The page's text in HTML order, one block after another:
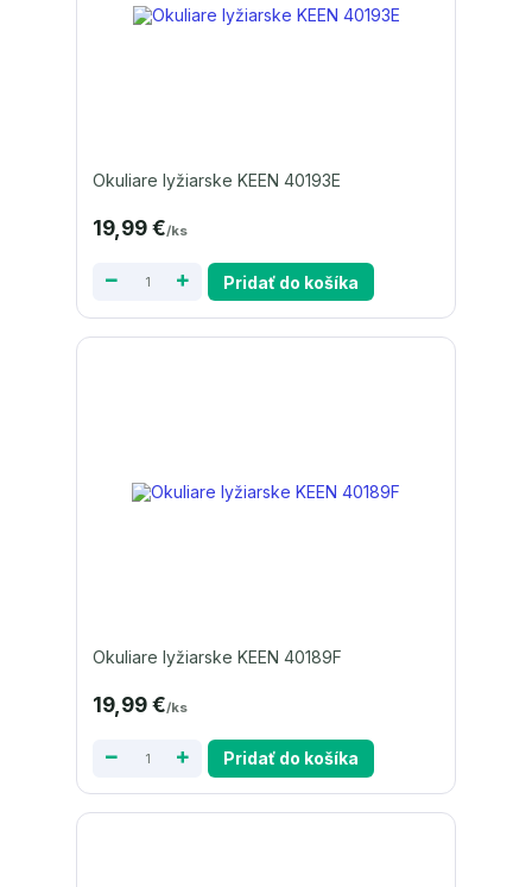
Okuliare lyžiarske KEEN 40193E
19,99 €/ks
Pridať do košíka
Okuliare lyžiarske KEEN 40189F
19,99 €/ks
Pridať do košíka